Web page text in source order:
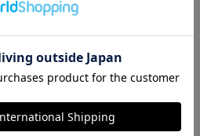
26/27シーズン オーセン